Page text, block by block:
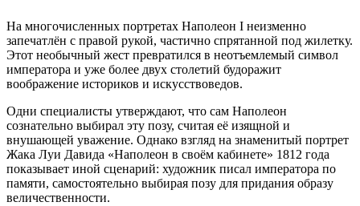
На многочисленных портретах Наполеон I неизменно
запечатлён с правой рукой, частично спрятанной под жилетку.
Этот необычный жест превратился в неотъемлемый символ
императора и уже более двух столетий будоражит
воображение историков и искусствоведов.
Одни специалисты утверждают, что сам Наполеон
сознательно выбирал эту позу, считая её изящной и
внушающей уважение. Однако взгляд на знаменитый портрет
Жака Луи Давида «Наполеон в своём кабинете» 1812 года
показывает иной сценарий: художник писал императора по
памяти, самостоятельно выбирая позу для придания образу
величественности.